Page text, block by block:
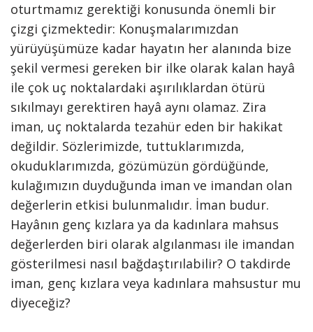
oturtmamız gerektiği konusunda önemli bir
çizgi çizmektedir: Konuşmalarımızdan
yürüyüşümüze kadar hayatın her alanında bize
şekil vermesi gereken bir ilke olarak kalan hayâ
ile çok uç noktalardaki aşırılıklardan ötürü
sıkılmayı gerektiren hayâ aynı olamaz. Zira
iman, uç noktalarda tezahür eden bir hakikat
değildir. Sözlerimizde, tuttuklarımızda,
okuduklarımızda, gözümüzün gördüğünde,
kulağımızın duyduğunda iman ve imandan olan
değerlerin etkisi bulunmalıdır. İman budur.
Hayânın genç kızlara ya da kadınlara mahsus
değerlerden biri olarak algılanması ile imandan
gösterilmesi nasıl bağdaştırılabilir? O takdirde
iman, genç kızlara veya kadınlara mahsustur mu
diyeceğiz?